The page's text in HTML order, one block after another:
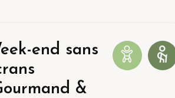
end sans
&